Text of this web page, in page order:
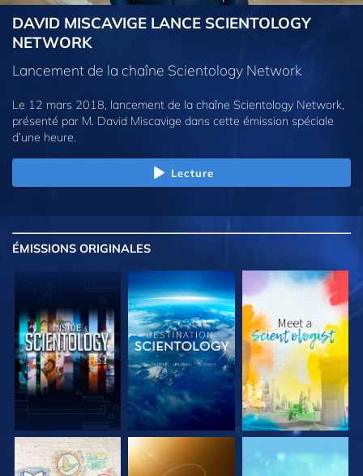
DAVID MISCAVIGE LANCE SCIENTOLOGY
NETWORK
Lancement de la chaîne Scientology Network
Le 12 mars 2018, lancement de la chaîne Scientology Network,
présenté par M. David Miscavige dans cette émission spéciale
d’une heure.
Lecture
ÉMISSIONS ORIGINALES